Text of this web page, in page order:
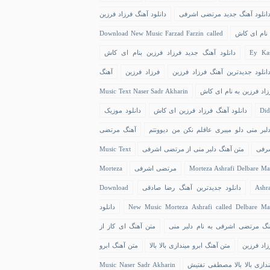
دانلود آهنگ جدید مرتضی اشرفی دانلود آهنگ فرزاد فرزین
نام ای کاش Download New Music Farzad Farzin called
Ey دانلود آهنگ جدید فرزاد فرزین بنام ای کاش
دانلود جدیدترین آهنگ فرزاد فرزین فرزاد فرزین آهنگ
فرزین به نام ای کاش Music Text Naser Sadr Akharin
دانلود آهنگ فرزاد فرزین ای کاش دانلود موزیک
دلبر منی دلو میبری عاقلم نکن من دیوونتم آهنگ مرتضی
متن آهنگ دلبر منی از مرتضی اشرفی Music Text
Morteza Ashrafi Delbare مرتضی اشرفی Morteza
دانلود جدیدترین آهنگ رضا صادقی Download
New Music Morteza Ashrafi called Delbare دانلود
مرتضی اشرفی به نام دلبر منی متن آهنگ ای کاز از
فرزین متن آهنگ ابرو میندازی بالا بالا متن آهنگ ابرو
بالا بالا مصطفی تفتیش Music Naser Sadr Akharin